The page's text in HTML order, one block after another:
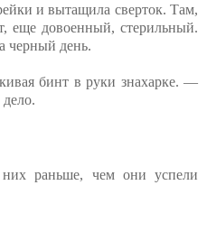
и вытащила сверток. Там,
еще довоенный, стерильный.
черный день.
бинт в руки знахарке. —
раньше, чем они успели